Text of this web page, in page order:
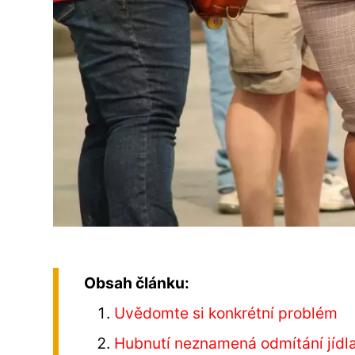
Obsah článku:
Uvědomte si konkrétní problém
Hubnutí neznamená odmítání